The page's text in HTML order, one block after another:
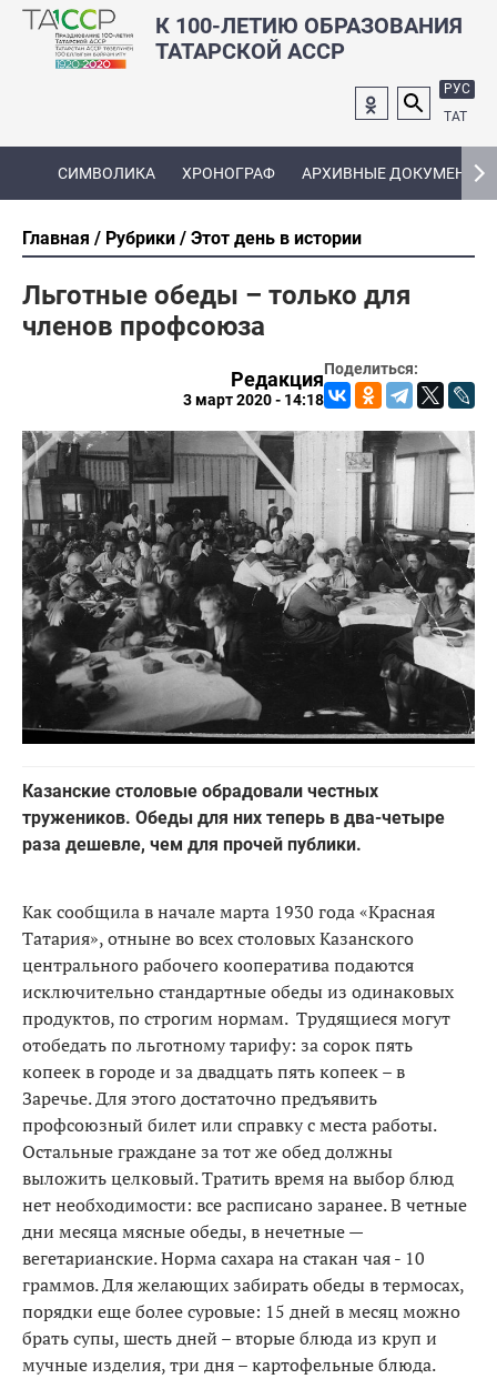
К 100-ЛЕТИЮ ОБРАЗОВАНИЯ
ТАТАРСКОЙ АССР
РУС
ТАТ
СИМВОЛИКА ХРОНОГРАФ АРХИВНЫЕ ДОКУМЕНТЫ
Главная Рубрики Этот день в истории
Льготные обеды – только для
членов профсоюза
Поделиться:
Редакция
3 март 2020 - 14:18
Казанские столовые обрадовали честных
тружеников. Обеды для них теперь в два-четыре
раза дешевле, чем для прочей публики.
Как сообщила в начале марта 1930 года «Красная
Татария», отныне во всех столовых Казанского
центрального рабочего кооператива подаются
исключительно стандартные обеды из одинаковых
продуктов, по строгим нормам. Трудящиеся могут
отобедать по льготному тарифу: за сорок пять
копеек в городе и за двадцать пять копеек – в
Заречье. Для этого достаточно предъявить
профсоюзный билет или справку с места работы.
Остальные граждане за тот же обед должны
выложить целковый. Тратить время на выбор блюд
нет необходимости: все расписано заранее. В четные
дни месяца мясные обеды, в нечетные —
вегетарианские. Норма сахара на стакан чая - 10
граммов. Для желающих забирать обеды в термосах,
порядки еще более суровые: 15 дней в месяц можно
брать супы, шесть дней – вторые блюда из круп и
мучные изделия, три дня – картофельные блюда.